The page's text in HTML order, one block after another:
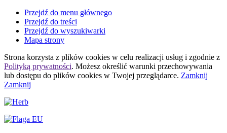
Przejdź do menu głównego
Przejdź do treści
Przejdź do wyszukiwarki
Mapa strony
Strona korzysta z plików cookies w celu realizacji usług i zgodnie z
Polityką prywatności. Możesz określić warunki przechowywania
lub dostępu do plików cookies w Twojej przeglądarce. Zamknij
Zamknij